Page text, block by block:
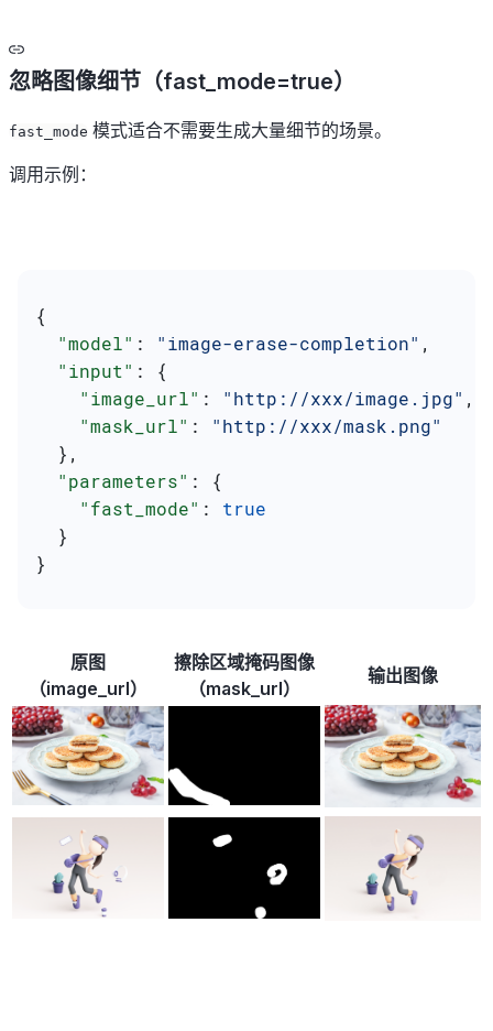
忽略图像细节（fast_mode=true）
fast_mode 模式适合不需要生成大量细节的场景。
调用示例：
{
  "model"
: "image-erase-completion" ,
  "input"
: {
    "image_url"
: "http://xxx/image.jpg" ,
    "mask_url"
: "http://xxx/mask.png"
  },
  "parameters"
: {
    "fast_mode"
: true
  }
}
原图
（image_url）
擦除区域掩码图像
（mask_url）
输出图像